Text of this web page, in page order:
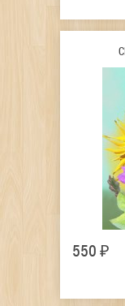
550 ₽